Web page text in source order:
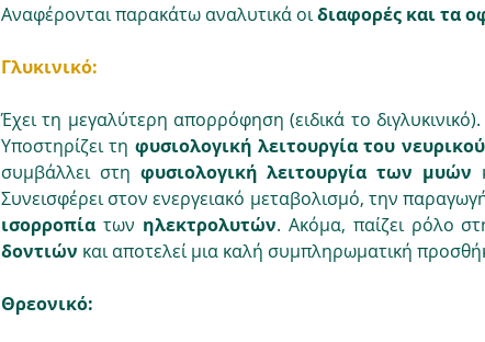
Αναφέρονται παρακάτω αναλυτικά οι διαφορές και τα
Γλυκινικό:
Έχει τη μεγαλύτερη απορρόφηση (ειδικά το
Υποστηρίζει τη φυσιολογική λειτουργία του
συμβάλλει στη φυσιολογική λειτουργία των μυών
Συνεισφέρει στον ενεργειακό μεταβολισμό, την
ισορροπία των ηλεκτρολυτών. Ακόμα, παίζει ρόλο
δοντιών και αποτελεί μια καλή συμπληρωματική
Θρεονικό: